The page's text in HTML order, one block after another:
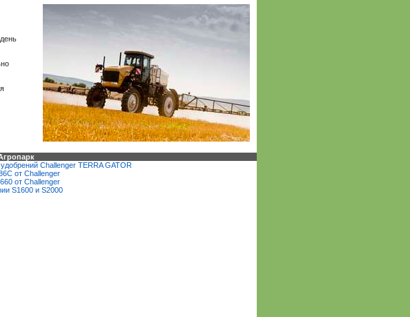
Challenger TERRA GATOR
от Challenger
от Challenger
S1600 и S2000